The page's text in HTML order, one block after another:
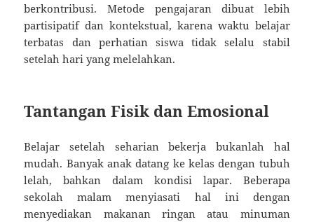
berkontribusi. Metode pengajaran dibuat lebih
partisipatif dan kontekstual, karena waktu belajar
terbatas dan perhatian siswa tidak selalu stabil
setelah hari yang melelahkan.
Tantangan Fisik dan Emosional
Belajar setelah seharian bekerja bukanlah hal
mudah. Banyak anak datang ke kelas dengan tubuh
lelah, bahkan dalam kondisi lapar. Beberapa
sekolah malam menyiasati hal ini dengan
menyediakan makanan ringan atau minuman